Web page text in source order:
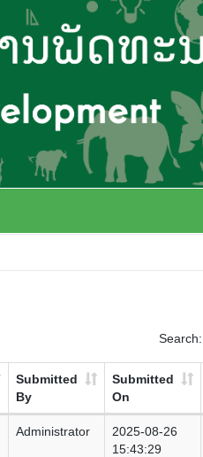
Search:
Submitted
By
Submitted
On
Administrator
2025-08-26
15:43:29